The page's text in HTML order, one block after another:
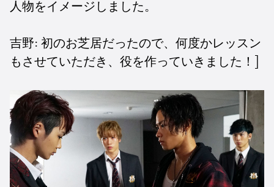
人物をイメージしました。
吉野: 初のお芝居だったので、何度かレッスン
もさせていただき、役を作っていきました！]